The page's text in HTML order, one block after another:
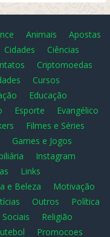
Animais
Apostas
Cidades
Ciências
Criptomoedas
Cursos
Educação
Esporte
Evangélico
Filmes e Séries
Games e Jogos
Instagram
Links
e Beleza
Motivação
Outros
Política
Sociais
Religião
Promocoes